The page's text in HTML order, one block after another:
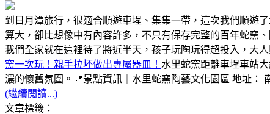
到日月潭旅行，很適合順遊車埕、集集一帶，這次我們順遊了
算大，卻比想像中有內容許多，不只有保存完整的百年蛇窯
我們全家就在這裡待了將近半天，孩子玩陶玩得超投入，大
窯一次玩！親手拉坏做出專屬器皿！ 水里蛇窯距離車埕車站
濃的懷舊氛圍。📍景點資訊｜水里蛇窯陶藝文化園區 地址：
(繼續閱讀...)
文章標籤：